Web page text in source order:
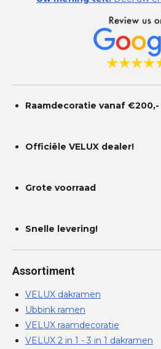
e
n
n n n n
Raamdecoratie vanaf
Officiële VELUX dealer!
Grote voorraad
Snelle levering!
Assortiment
VELUX dakramen
Ubbink ramen
VELUX raamdecoratie
VELUX 2 in 1 - 3 in 1 dakramen